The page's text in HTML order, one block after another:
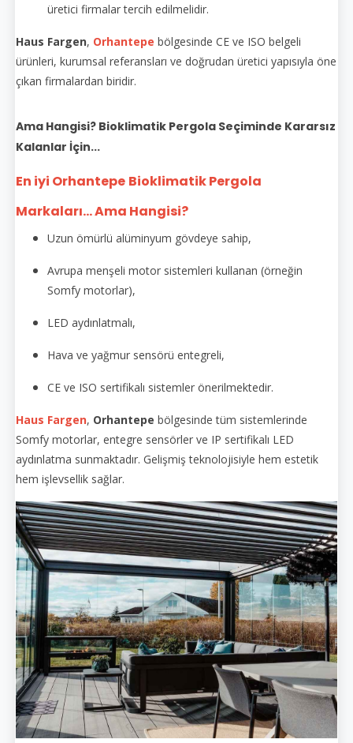
üretici firmalar tercih edilmelidir.
Haus Fargen, Orhantepe bölgesinde CE ve ISO belgeli
ürünleri, kurumsal referansları ve doğrudan üretici yapısıyla öne
çıkan firmalardan biridir.
Ama Hangisi? Bioklimatik Pergola Seçiminde Kararsız
Kalanlar İçin...
En iyi Orhantepe Bioklimatik Pergola
Markaları... Ama Hangisi?
Uzun ömürlü alüminyum gövdeye sahip,
Avrupa menşeli motor sistemleri kullanan (örneğin
Somfy motorlar),
LED aydınlatmalı,
Hava ve yağmur sensörü entegreli,
CE ve ISO sertifikalı sistemler önerilmektedir.
Haus Fargen, Orhantepe bölgesinde tüm sistemlerinde
Somfy motorlar, entegre sensörler ve IP sertifikalı LED
aydınlatma sunmaktadır. Gelişmiş teknolojisiyle hem estetik
hem işlevsellik sağlar.